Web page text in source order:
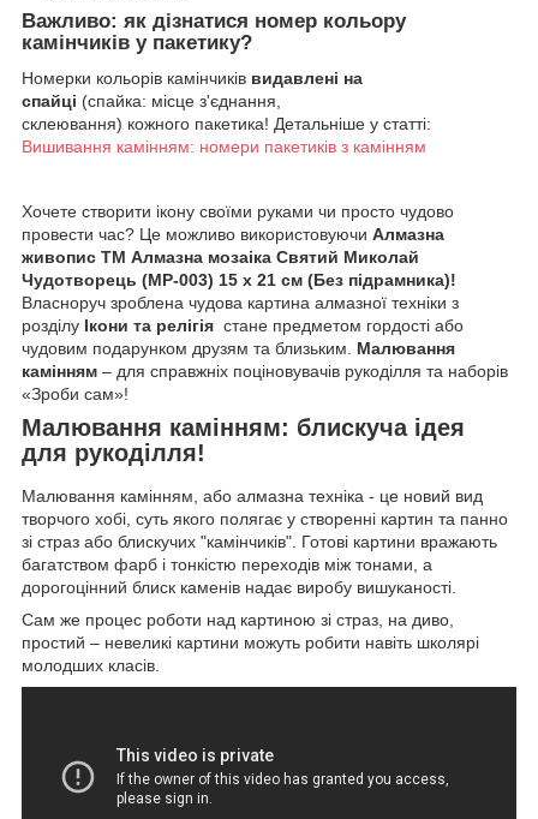
Важливо: як дізнатися номер кольору
камінчиків у пакетику?
Номерки кольорів камінчиків видавлені на
спайці (спайка: місце з'єднання,
склеювання) кожного пакетика! Детальніше у статті:
Вишивання камінням: номери пакетиків з камінням
Хочете створити ікону своїми руками чи просто чудово
провести час? Це можливо використовуючи Алмазна
живопис ТМ Алмазна мозаіка Святий Миколай
Чудотворець (MP-003) 15 х 21 см (Без підрамника)!
Власноруч зроблена чудова картина алмазної техніки з
розділу Ікони та релігія стане предметом гордості або
чудовим подарунком друзям та близьким. Малювання
камінням – для справжніх поціновувачів рукоділля та наборів
«Зроби сам»!
Малювання камінням: блискуча ідея
для рукоділля!
Малювання камінням, або алмазна техніка - це новий вид
творчого хобі, суть якого полягає у створенні картин та панно
зі страз або блискучих "камінчиків". Готові картини вражають
багатством фарб і тонкістю переходів між тонами, а
дорогоцінний блиск каменів надає виробу вишуканості.
Сам же процес роботи над картиною зі страз, на диво,
простий – невеликі картини можуть робити навіть школярі
молодших класів.